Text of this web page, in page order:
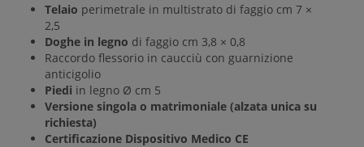
Telaio perimetrale in multistrato di faggio cm 7 ×
2,5
Doghe in legno di faggio cm 3,8 × 0,8
Raccordo flessorio in caucciù con guarnizione
anticigolio
Piedi in legno Ø cm 5
Versione singola o matrimoniale (alzata unica su
richiesta)
Certificazione Dispositivo Medico CE